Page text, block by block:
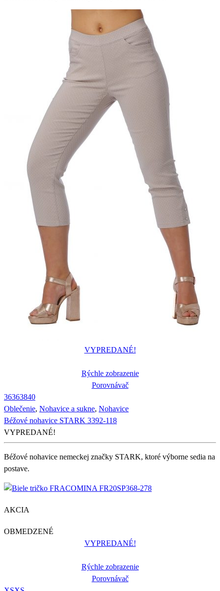
VYPREDANÉ!
Rýchle zobrazenie
Porovnávač
36363840
Oblečenie, Nohavice a sukne, Nohavice
Béžové nohavice STARK 3392-118
VYPREDANÉ!
Béžové nohavice nemeckej značky STARK, ktoré výborne sedia na
postave.
AKCIA
OBMEDZENÉ
VYPREDANÉ!
Rýchle zobrazenie
Porovnávač